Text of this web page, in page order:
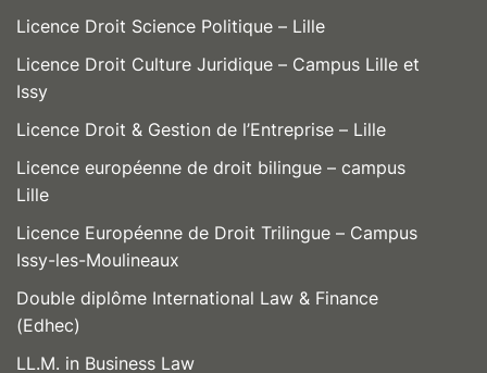
Licence Droit Science Politique – Lille
Licence Droit Culture Juridique – Campus Lille et
Issy
Licence Droit & Gestion de l’Entreprise – Lille
Licence européenne de droit bilingue – campus
Lille
Licence Européenne de Droit Trilingue – Campus
Issy-les-Moulineaux
Double diplôme International Law & Finance
(Edhec)
LL.M. in Business Law